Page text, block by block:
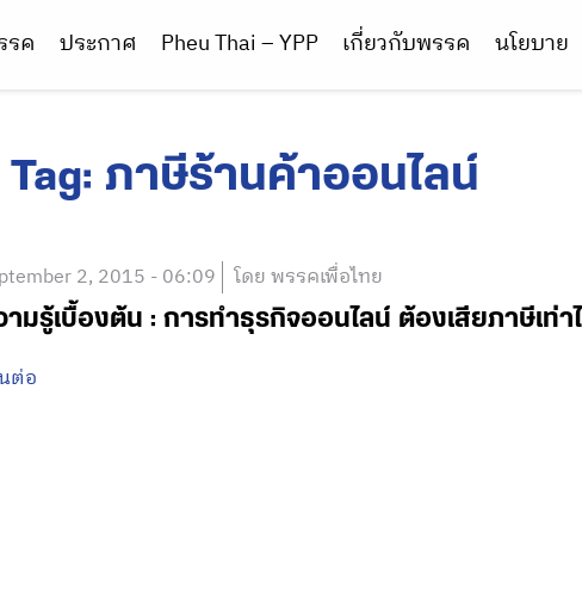
รค ประกาศ Pheu Thai – YPP เกี่ยวกับพรรค นโยบาย
Tag: ภาษีร้านค้าออนไลน์
2, 2015 - 06:09 โดย พรรคเพื่อไทย
ามรู้เบื้องต้น : การทำธุรกิจออนไลน์ ต้องเสียภาษีเท่า
ต่อ